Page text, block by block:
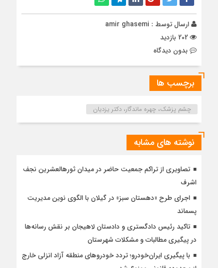
ارسال توسط : amir ghasemi
بدون دیدگاه
برچسب ها
چشم پزشک، چهره ماندگار، دکتر یزدیان
نوشته های مشابه
تصاویری از تراکم جمعیت حاضر در میدان ثورهالعشرین نجف
اشرف
اجرای طرح «دهستان سبز» در گیلان با الگوی نوین مدیریت
پسماند
تاکید رئیس دادگستری و دادستان لاهیجان بر نقش رسانه‌ها
در پیگیری مطالبات و مشکلات شهرستان
با پیگیری ایران‌خودرو؛ تردد خودروهای منطقه آزاد انزلی خارج